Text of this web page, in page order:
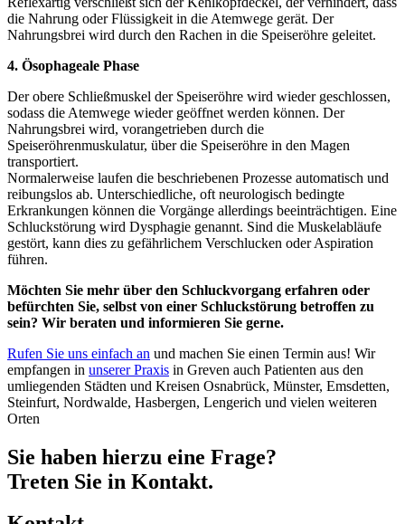
die Nahrung oder Flüssigkeit in die Atemwege gerät. Der
Nahrungsbrei wird durch den Rachen in die Speiseröhre geleitet.
4. Ösophageale Phase
Der obere Schließmuskel der Speiseröhre wird wieder geschlossen,
sodass die Atemwege wieder geöffnet werden können. Der
Nahrungsbrei wird, vorangetrieben durch die
Speiseröhrenmuskulatur, über die Speiseröhre in den Magen
transportiert.
Normalerweise laufen die beschriebenen Prozesse automatisch und
reibungslos ab. Unterschiedliche, oft neurologisch bedingte
Erkrankungen können die Vorgänge allerdings beeinträchtigen. Eine
Schluckstörung wird Dysphagie genannt. Sind die Muskelabläufe
gestört, kann dies zu gefährlichem Verschlucken oder Aspiration
führen.
Möchten Sie mehr über den Schluckvorgang erfahren oder
befürchten Sie, selbst von einer Schluckstörung betroffen zu
sein? Wir beraten und informieren Sie gerne.
Rufen Sie uns einfach an und machen Sie einen Termin aus! Wir
empfangen in unserer Praxis in Greven auch Patienten aus den
umliegenden Städten und Kreisen Osnabrück, Münster, Emsdetten,
Steinfurt, Nordwalde, Hasbergen, Lengerich und vielen weiteren
Orten
Sie haben hierzu eine Frage?
Treten Sie in Kontakt.